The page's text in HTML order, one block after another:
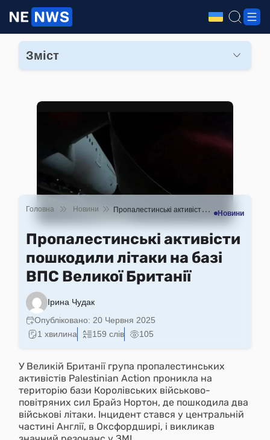
Головна Новини Пропалестинські активісти пошкодили літаки на базі ВПС Великої Британії Новини
Пропалестинські активісти
пошкодили літаки на базі
ВПС Великої Британії
Ірина Чудак
1 хвилина 159 слів 105
Опубліковано: 20 Червня 2025
У Великій Британії група пропалестинських
активістів Palestinian Action проникла на
територію бази Королівських військово-
повітряних сил Брайз Нортон, де пошкодила два
військові літаки. Інцидент стався у центральній
частині Англії, в Оксфордширі, і викликав
Зміст